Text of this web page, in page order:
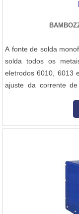
A fonte de solda
solda todos os
eletrodos 6010, 6013
ajuste da corrente
chip. Além disso, a